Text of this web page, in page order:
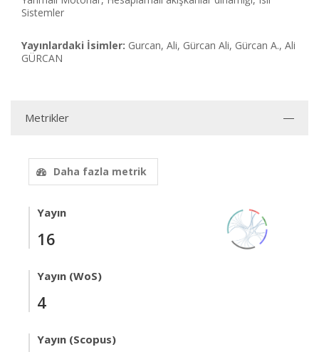
Sistemler
Yayınlardaki İsimler: Gurcan, Ali, Gürcan Ali, Gürcan A., Ali
GÜRCAN
Metrikler
Daha fazla metrik
Yayın
16
Yayın (WoS)
4
Yayın (Scopus)